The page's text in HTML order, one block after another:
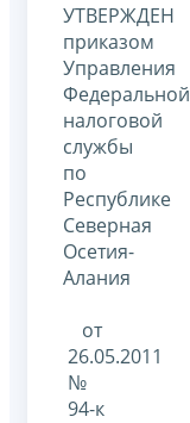
УТВЕРЖДЕН
приказом
Управления
Федеральной
налоговой
службы
по
Республике
Северная
Осетия-
Алания
от
26.05.2011
№
94-к